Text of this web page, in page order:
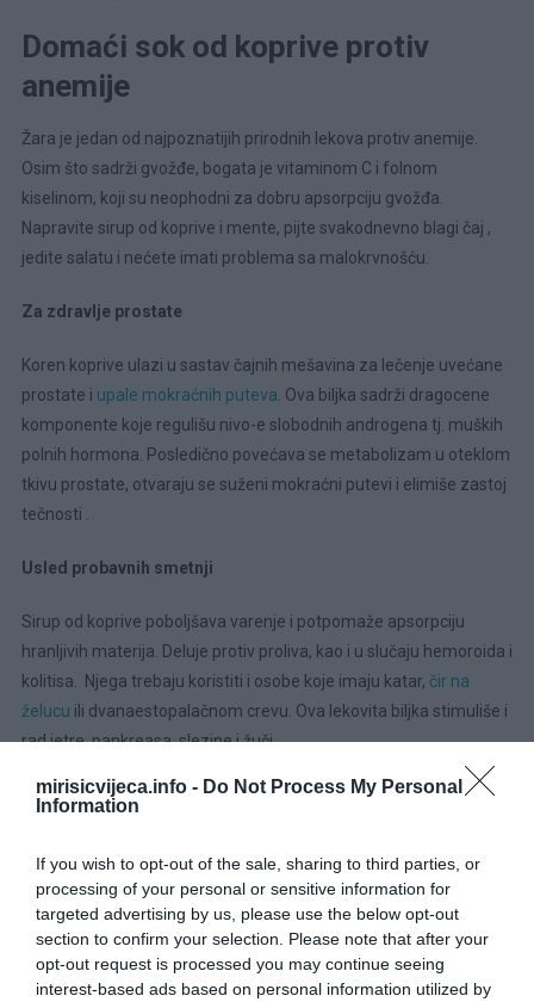
mirisicvijeca.info - Do Not Process My Personal
Information
If you wish to opt-out of the sale, sharing to third parties, or
processing of your personal or sensitive information for
targeted advertising by us, please use the below opt-out
section to confirm your selection. Please note that after your
opt-out request is processed you may continue seeing
interest-based ads based on personal information utilized by
Domaći sok od koprive protiv
anemije
Žara je jedan od najpoznatijih prirodnih lekova protiv anemije.
Osim što sadrži gvožđe, bogata je vitaminom C i folnom
kiselinom, koji su neophodni za dobru apsorpciju gvožđa.
Napravite sirup od koprive i mente, pijte svakodnevno blagi čaj ,
jedite salatu i nećete imati problema sa malokrvnošću.
Za zdravlje prostate
Koren koprive ulazi u sastav čajnih mešavina za lečenje uvećane
prostate i upale mokraćnih puteva . Ova biljka sadrži dragocene
komponente koje regulišu nivo-e slobodnih androgena tj. muških
polnih hormona. Posledično povećava se metabolizam u oteklom
tkivu prostate, otvaraju se suženi mokraćni putevi i elimiše zastoj
tečnosti .
Usled probavnih smetnji
Sirup od koprive poboljšava varenje i potpomaže apsorpciju
hranljivih materija. Deluje protiv proliva, kao i u slučaju hemoroida i
kolitisa. Njega trebaju koristiti i osobe koje imaju katar, čir na
želucu ili dvanaestopalačnom crevu. Ova lekovita biljka stimuliše i
rad jetre, pankreasa, slezine i žuči.
Žara je idealna za dijabetičare
pogodna za dijabetičare. Takođe, pomaže u regulaciji nivoa
holesterola u krvi, pa samim tim sprečava nastanak
kardiovaskularnih bolesti, kojima su šećeraši posebno skloni.
Protiv krvarenja